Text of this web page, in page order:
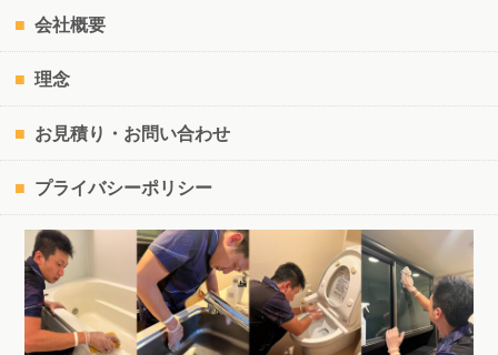
会社概要
理念
お見積り・お問い合わせ
プライバシーポリシー